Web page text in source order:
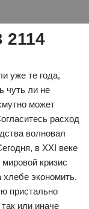
2114
уже те года,
чуть ли не
может
расход
волновал
в XXI веке
кризис
хлебе экономить.
пристально
или иначе